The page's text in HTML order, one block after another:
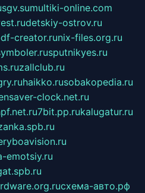
sgv.sumultiki-online.com
detskiy-ostrov.ru
creator.runix-files.org.ru
sputnikyes.ru
zallclub.ru
haikko.rusobakopedia.ru
clock.net.ru
7bit.pp.rukalugatur.ru
emotsiy.ru
схема-авто.рф